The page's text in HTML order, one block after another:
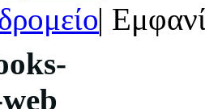
|